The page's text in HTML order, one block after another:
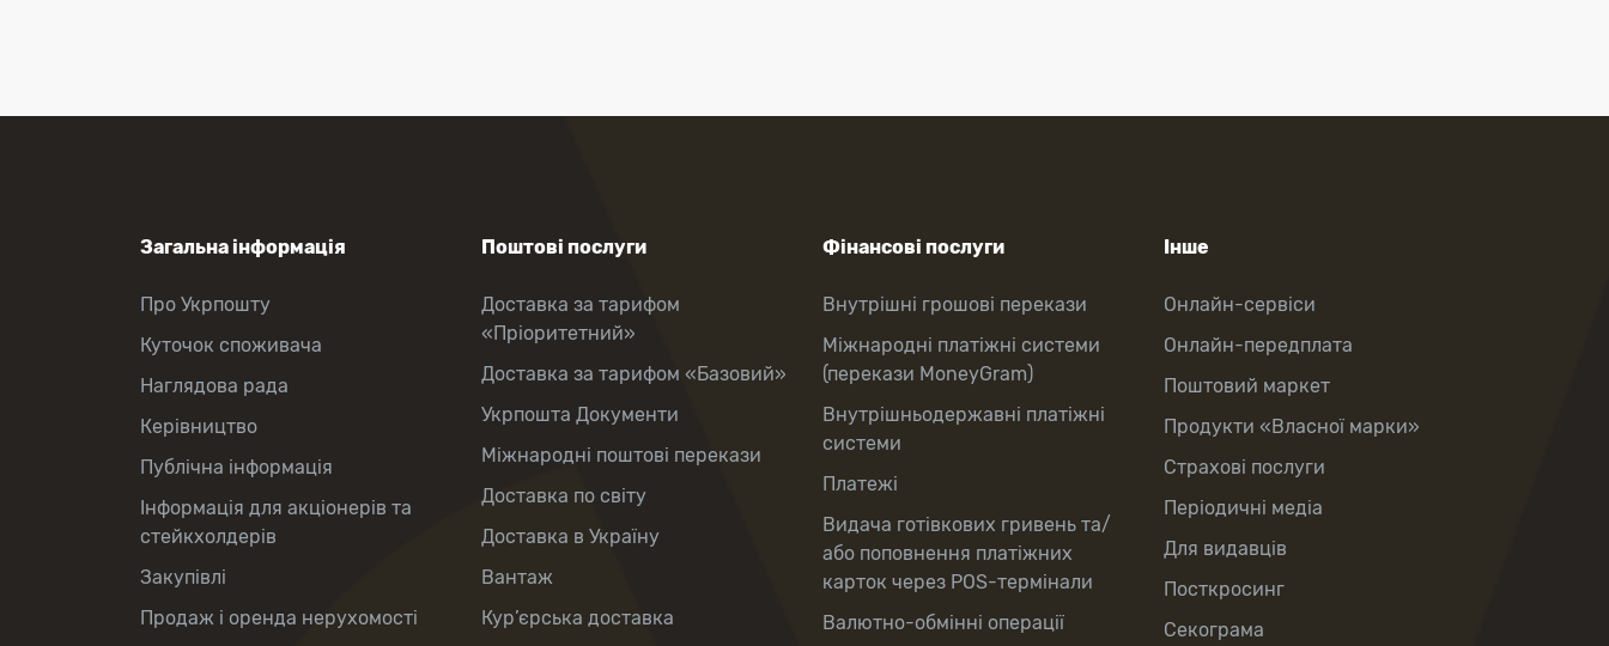
Загальна інформація
Про Укрпошту
Куточок споживача
Наглядова рада
Керівництво
Публічна інформація
Інформація для акціонерів та
стейкхолдерів
Закупівлі
Продаж і оренда нерухомості
Поштові послуги
Доставка за тарифом
«Пріоритетний»
Доставка за тарифом «Базовий»
Укрпошта Документи
Міжнародні поштові перекази
Доставка по світу
Доставка в Україну
Вантаж
Кур’єрська доставка
Фінансові послуги
Внутрішні грошові перекази
Міжнародні платіжні системи
(перекази MoneyGram)
Внутрішньодержавні платіжні
системи
Платежі
Видача готівкових гривень та/
або поповнення платіжних
карток через POS-термінали
Валютно-обмінні операції
Інше
Онлайн-сервіси
Онлайн-передплата
Поштовий маркет
Продукти «Власної марки»
Страхові послуги
Періодичні медіа
Для видавців
Посткросинг
Секограма